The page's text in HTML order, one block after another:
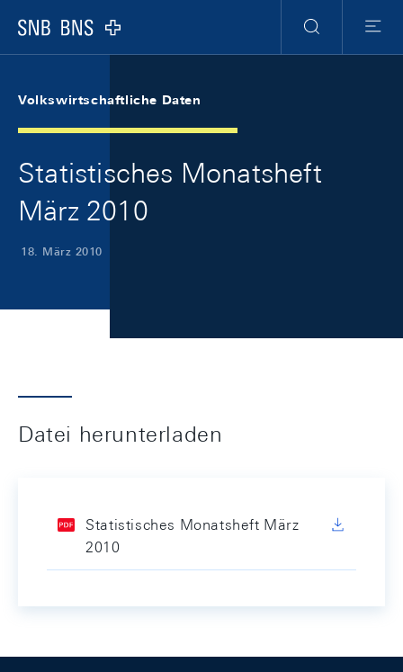
Logo
Suche
Menu
Volkswirtschaftliche Daten
Statistisches Monatsheft
März 2010
18. März 2010
Datei herunterladen
Statistisches Monatsheft März
2010